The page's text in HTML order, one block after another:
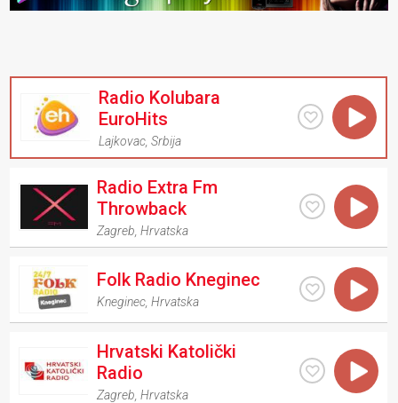
Radio Kolubara
EuroHits
Lajkovac ,Srbija
Radio Extra Fm
Throwback
Zagreb ,Hrvatska
Folk Radio Kneginec
Kneginec ,Hrvatska
Hrvatski Katolički
Radio
Zagreb ,Hrvatska